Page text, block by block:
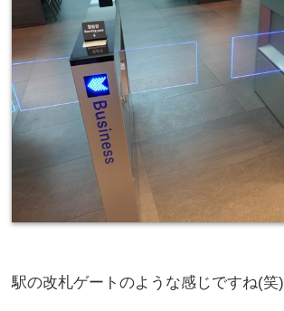
駅の改札ゲートのような感じですね(笑)